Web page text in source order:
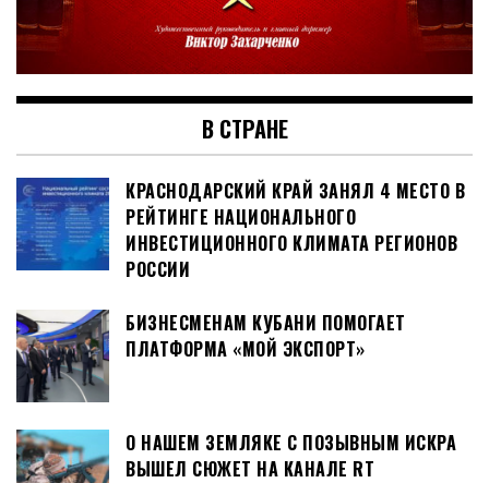
В СТРАНЕ
КРАСНОДАРСКИЙ КРАЙ ЗАНЯЛ 4 МЕСТО В
РЕЙТИНГЕ НАЦИОНАЛЬНОГО
ИНВЕСТИЦИОННОГО КЛИМАТА РЕГИОНОВ
РОССИИ
БИЗНЕСМЕНАМ КУБАНИ ПОМОГАЕТ
ПЛАТФОРМА «МОЙ ЭКСПОРТ»
О НАШЕМ ЗЕМЛЯКЕ С ПОЗЫВНЫМ ИСКРА
ВЫШЕЛ СЮЖЕТ НА КАНАЛЕ RT